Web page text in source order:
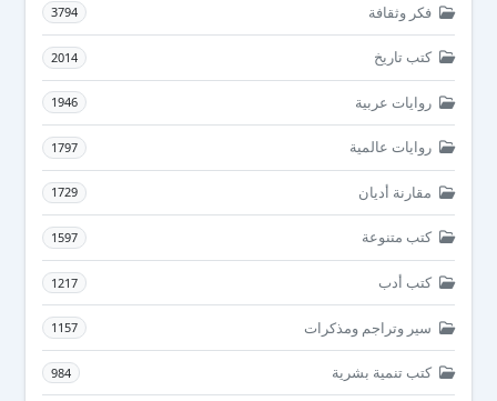
فكر وثقافة 3794
كتب تاريخ 2014
روايات عربية 1946
روايات عالمية 1797
مقارنة أديان 1729
كتب متنوعة 1597
كتب أدب 1217
سير وتراجم ومذكرات 1157
كتب تنمية بشرية 984